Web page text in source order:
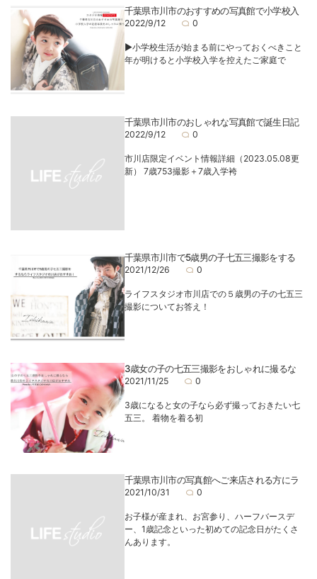
千葉県市川市のおすすめの写真館で小学校入
2022/9/12 0
▶小学校生活が始まる前にやっておくべきこと
年が明けると小学校入学を控えたご家庭で
千葉県市川市のおしゃれな写真館で誕生日記
2022/9/12 0
市川店限定イベント情報詳細（2023.05.08更
新） 7歳753撮影＋7歳入学袴
千葉県市川市で5歳男の子七五三撮影をする
2021/12/26 0
ライフスタジオ市川店での５歳男の子の七五三
撮影についてお答え！
3歳女の子の七五三撮影をおしゃれに撮るな
2021/11/25 0
3歳になると女の子なら必ず撮っておきたい七
五三。 着物を着る初
千葉県市川市の写真館へご来店される方にラ
2021/10/31 0
お子様が産まれ、お宮参り、ハーフバースデ
ー、1歳記念といった初めての記念日がたくさ
んあります。